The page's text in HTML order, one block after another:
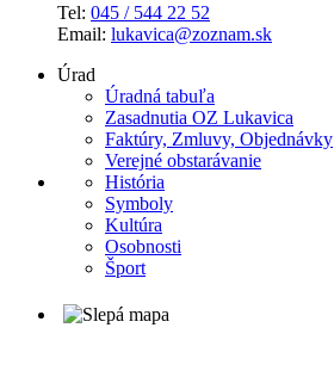
Tel: 045 / 544 22 52
Email: lukavica@zoznam.sk
Úrad
Úradná tabuľa
Zasadnutia OZ Lukavica
Faktúry, Zmluvy, Objednávky
Verejné obstarávanie
História
Symboly
Kultúra
Osobnosti
Šport